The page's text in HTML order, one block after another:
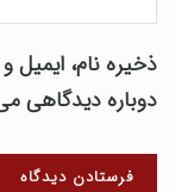
ذخیره نام، ایمیل
دوباره دیدگاهی